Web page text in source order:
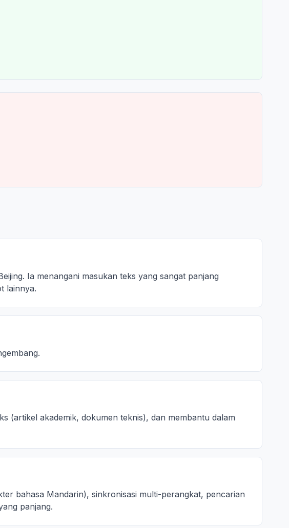
Ia menangani masukan teks yang sangat panjang
lainnya.
(artikel akademik, dokumen teknis), dan membantu dalam
bahasa Mandarin), sinkronisasi multi-perangkat, pencarian
panjang.